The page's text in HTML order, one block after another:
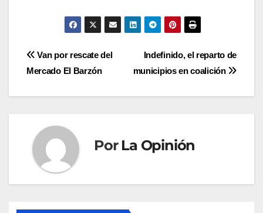
Navegación
Indefinido, el reparto de
municipios en coalición
Van por rescate del
Mercado El Barzón
Por La Opinión